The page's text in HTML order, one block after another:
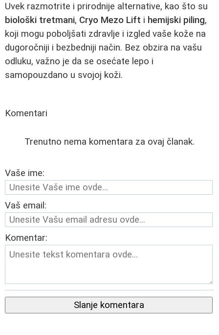
Uvek razmotrite i prirodnije alternative, kao što su
biološki tretmani, Cryo Mezo Lift i hemijski piling,
koji mogu poboljšati zdravlje i izgled vaše kože na
dugoročniji i bezbedniji način. Bez obzira na vašu
odluku, važno je da se osećate lepo i
samopouzdano u svojoj koži.
Komentari
Trenutno nema komentara za ovaj članak.
Vaše ime:
Vaš email:
Komentar:
Slanje komentara